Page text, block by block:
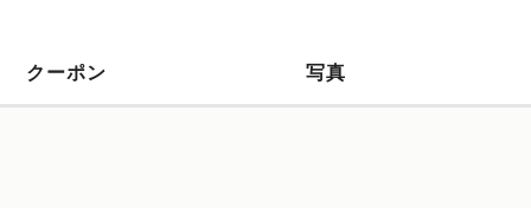
クーポン 写真